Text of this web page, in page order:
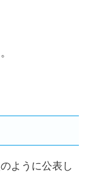
ように公表し